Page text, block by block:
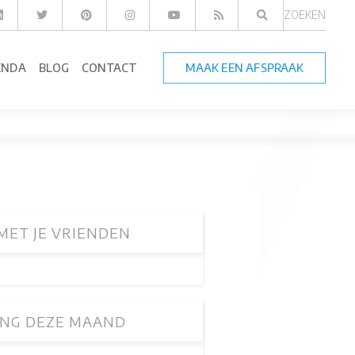
ZOEKEN
BLOG CONTACT MAAK EEN AFSPRAAK
JE VRIENDEN
DEZE MAAND